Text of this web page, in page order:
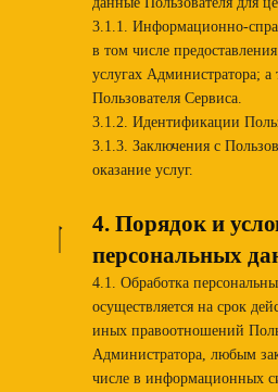
3.1.1. Информационно-
в том числе
услугах Администратора;
Пользователя Сервиса.
3.1.2. Идентификации
3.1.3. Заключения с
оказание услуг.
4. Порядок и
персональных
4.1. Обработка
осуществляется на срок
иных правоотношений
Администратора, любым
числе в информационных